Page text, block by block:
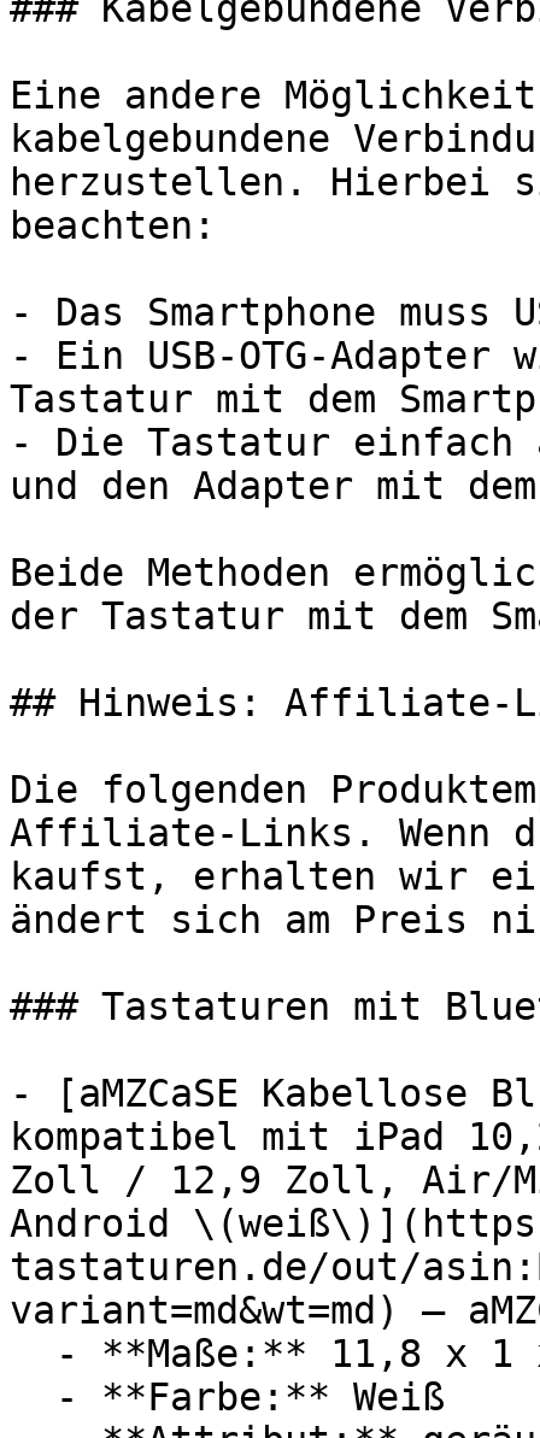
Eine andere
kabelgebundene
herzustellen. Hierbei
beachten:
- Das Smartphone muss
- Ein USB-OTG-
Tastatur mit dem
- Die Tastatur einfach
und den Adapter mit
Beide Methoden
der Tastatur mit dem
## Hinweis: Affiliate-
Die folgenden
Affiliate-Links. Wenn
kaufst, erhalten wir
ändert sich am Preis
### Tastaturen mit
- [aMZCaSE Kabellose
kompatibel mit iPad
Zoll / 12,9 Zoll, Air/
Android
tastaturen.de/out/
variant=md&wt=md) —